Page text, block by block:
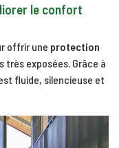
le confort
offrir une protection
très exposées. Grâce à
fluide, silencieuse et